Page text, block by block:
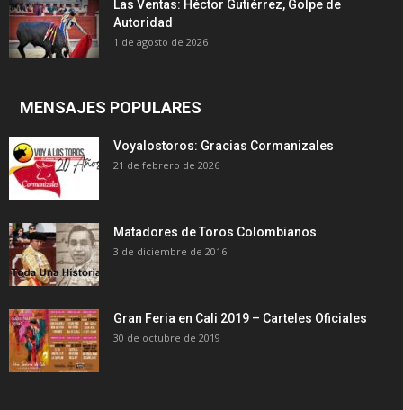
Las Ventas: Héctor Gutiérrez, Golpe de
Autoridad
1 de agosto de 2026
MENSAJES POPULARES
Voyalostoros: Gracias Cormanizales
21 de febrero de 2026
Matadores de Toros Colombianos
3 de diciembre de 2016
Gran Feria en Cali 2019 – Carteles Oficiales
30 de octubre de 2019